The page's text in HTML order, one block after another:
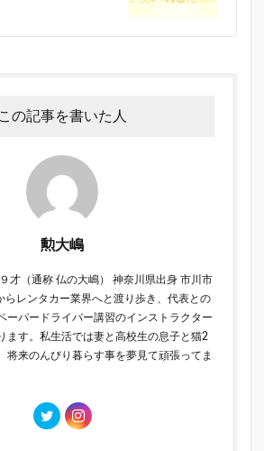
この記事を書いた人
勲大嶋
才（通称 仏の大嶋） 神奈川県出身 市川市
らレンタカー業界へと渡り歩き、代表との
ーパードライバー講習のインストラクター
ます。私生活では妻と高校生の息子と猫2
将来のんびり暮らす事を夢見て頑張ってま